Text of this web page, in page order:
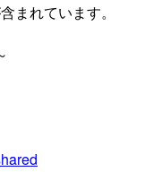
まれています。